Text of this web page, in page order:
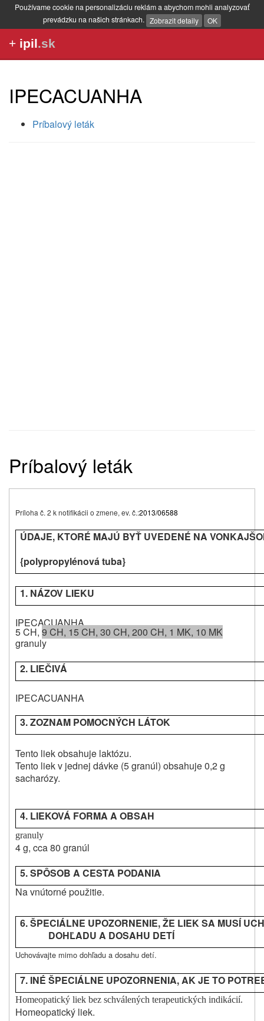
Používame cookie na personalizáciu reklám a abychom mohli analyzovať
prevádzku na našich stránkach. Zobrazit detaily OK
+ ipil.sk
IPECACUANHA
Príbalový leták
Príbalový leták
Príloha č. 2 k notifikácii o zmene, ev. č.:2013/06588
ÚDAJE, KTORÉ MAJÚ BYŤ UVEDENÉ NA
{polypropylénová tuba}
1. NÁZOV LIEKU
IPECACUANHA
5 CH, 9 CH, 15 CH, 30 CH, 200 CH, 1 MK, 10 MK
granuly
2. LIEČIVÁ
IPECACUANHA
3. ZOZNAM POMOCNÝCH LÁTOK
Tento liek obsahuje laktózu.
Tento liek v jednej dávke (5 granúl) obsahuje 0,2 g
sacharózy.
4. LIEKOVÁ FORMA A OBSAH
granuly
4 g, cca 80 granúl
5. SPÔSOB A CESTA PODANIA
Na vnútorné použitie.
6. ŠPECIÁLNE UPOZORNENIE, ŽE LIEK SA MUSÍ
DOHĽADU A DOSAHU DETÍ
Uchovávajte mimo dohľadu a dosahu detí.
7. INÉ ŠPECIÁLNE UPOZORNENIA, AK JE TO
Homeopatický liek bez schválených terapeutických indikácií.
Homeopatický liek.